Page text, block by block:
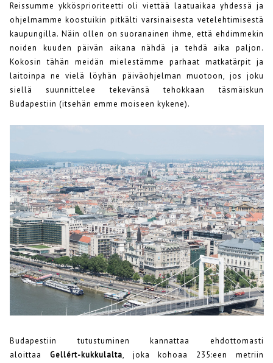
Reissumme ykkösprioriteetti oli viettää laatuaikaa yhdessä ja
ohjelmamme koostuikin pitkälti varsinaisesta vetelehtimisestä
kaupungilla. Näin ollen on suoranainen ihme, että ehdimmekin
noiden kuuden päivän aikana nähdä ja tehdä aika paljon.
Kokosin tähän meidän mielestämme parhaat matkatärpit ja
laitoinpa ne vielä löyhän päiväohjelman muotoon, jos joku
siellä suunnittelee tekevänsä tehokkaan täsmäiskun
Budapestiin (itsehän emme moiseen kykene).
Budapestiin tutustuminen kannattaa ehdottomasti
aloittaa Gellért-kukkulalta, joka kohoaa 235:een metriin